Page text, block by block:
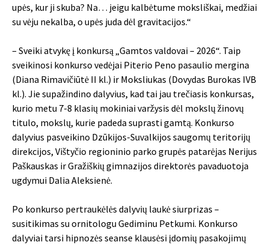
upės, kur ji skuba? Na… jeigu kalbėtume moksliškai, medžiai
su vėju nekalba, o upės juda dėl gravitacijos.“
– Sveiki atvykę į konkursą „Gamtos valdovai – 2026“. Taip
sveikinosi konkurso vedėjai Piterio Peno pasaulio mergina
(Diana Rimavičiūtė II kl.) ir Moksliukas (Dovydas Burokas IVB
kl.). Jie supažindino dalyvius, kad tai jau trečiasis konkursas,
kurio metu 7-8 klasių mokiniai varžysis dėl mokslų žinovų
titulo, mokslų, kurie padeda suprasti gamtą. Konkurso
dalyvius pasveikino Dzūkijos-Suvalkijos saugomų teritorijų
direkcijos, Vištyčio regioninio parko grupės patarėjas Nerijus
Paškauskas ir Gražiškių gimnazijos direktorės pavaduotoja
ugdymui Dalia Aleksienė.
Po konkurso pertraukėlės dalyvių laukė siurprizas –
susitikimas su ornitologu Gediminu Petkumi. Konkurso
dalyviai tarsi hipnozės seanse klausėsi įdomių pasakojimų